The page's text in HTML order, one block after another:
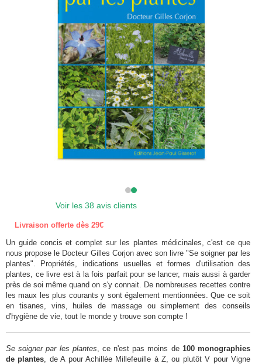
Voir les 38 avis clients
Livraison offerte dès 29€
Un guide concis et complet sur les plantes médicinales, c'est ce que
nous propose le Docteur Gilles Corjon avec son livre "Se soigner par les
plantes". Propriétés, indications usuelles et formes d'utilisation des
plantes, ce livre est à la fois parfait pour se lancer, mais aussi à garder
près de soi même quand on s'y connait. De nombreuses recettes contre
les maux les plus courants y sont également mentionnées. Que ce soit
en tisanes, vins, huiles de massage ou simplement des conseils
d'hygiène de vie, tout le monde y trouve son compte !
Se soigner par les plantes , ce n'est pas moins de 100 monographies
de plantes , de A pour Achillée Millefeuille à Z, ou plutôt V pour Vigne